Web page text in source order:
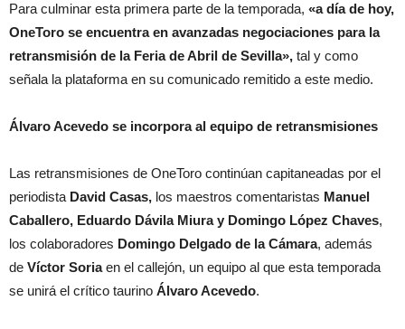
Para culminar esta primera parte de la temporada, «a día de hoy,
OneToro se encuentra en avanzadas negociaciones para la
retransmisión de la Feria de Abril de Sevilla», tal y como
señala la plataforma en su comunicado remitido a este medio.
Álvaro Acevedo se incorpora al equipo de retransmisiones
Las retransmisiones de OneToro continúan capitaneadas por el
periodista David Casas, los maestros comentaristas Manuel
Caballero, Eduardo Dávila Miura y Domingo López Chaves,
los colaboradores Domingo Delgado de la Cámara, además
de Víctor Soriaen el callejón, un equipo al que esta temporada
se unirá el crítico taurino Álvaro Acevedo.